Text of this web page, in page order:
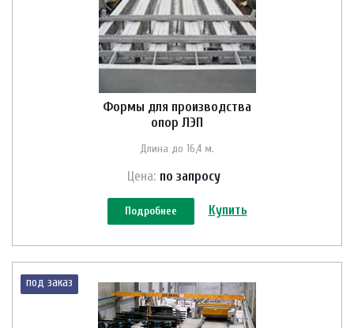
Формы для производства
опор ЛЭП
Длина до 16,4 м.
Цена: по запросу
Подробнее Купить
под заказ